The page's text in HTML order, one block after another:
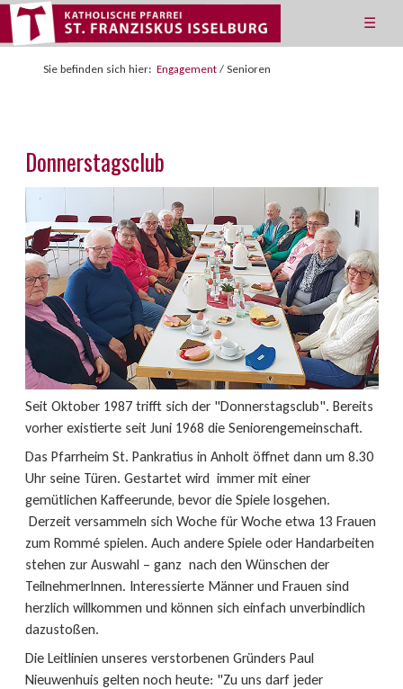
☰
Sie befinden sich hier: Engagement / Senioren
Donnerstagsclub
Seit Oktober 1987 trifft sich der "Donnerstagsclub". Bereits
vorher existierte seit Juni 1968 die Seniorengemeinschaft.
Das Pfarrheim St. Pankratius in Anholt öffnet dann um 8.30
Uhr seine Türen. Gestartet wird immer mit einer
gemütlichen Kaffeerunde, bevor die Spiele losgehen.
Derzeit versammeln sich Woche für Woche etwa 13 Frauen
zum Rommé spielen. Auch andere Spiele oder Handarbeiten
stehen zur Auswahl – ganz nach den Wünschen der
TeilnehmerInnen. Interessierte Männer und Frauen sind
herzlich willkommen und können sich einfach unverbindlich
dazustoßen.
Die Leitlinien unseres verstorbenen Gründers Paul
Nieuwenhuis gelten noch heute: "Zu uns darf jeder